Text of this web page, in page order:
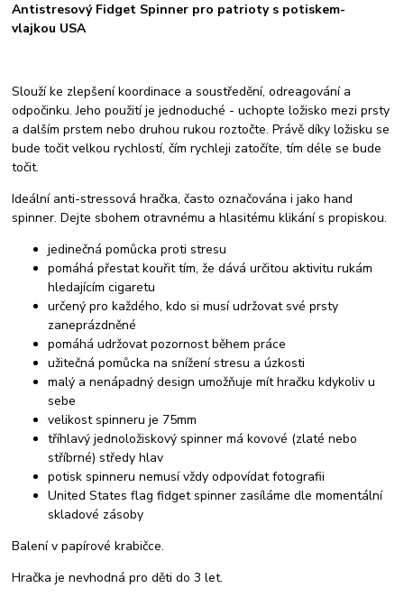
Antistresový Fidget Spinner pro patrioty s potiskem-
vlajkou USA
Slouží ke zlepšení koordinace a soustředění, odreagování a
odpočinku. Jeho použití je jednoduché - uchopte ložisko mezi prsty
a dalším prstem nebo druhou rukou roztočte. Právě díky ložisku se
bude točit velkou rychlostí, čím rychleji zatočíte, tím déle se bude
točit.
Ideální anti-stressová hračka, často označována i jako hand
spinner. Dejte sbohem otravnému a hlasitému klikání s propiskou.
jedinečná pomůcka proti stresu
pomáhá přestat kouřit tím, že dává určitou aktivitu rukám
hledajícím cigaretu
určený pro každého, kdo si musí udržovat své prsty
zaneprázdněné
pomáhá udržovat pozornost během práce
užitečná pomůcka na snížení stresu a úzkosti
malý a nenápadný design umožňuje mít hračku kdykoliv u
sebe
velikost spinneru je 75mm
tříhlavý jednoložiskový spinner má kovové (zlaté nebo
stříbrné) středy hlav
potisk spinneru nemusí vždy odpovídat fotografii
United States flag fidget spinner zasíláme dle momentální
skladové zásoby
Balení v papírové krabičce.
Hračka je nevhodná pro děti do 3 let.